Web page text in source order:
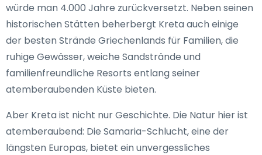
würde man 4.000 Jahre zurückversetzt. Neben seinen
historischen Stätten beherbergt Kreta auch einige
der besten Strände Griechenlands für Familien, die
ruhige Gewässer, weiche Sandstrände und
familienfreundliche Resorts entlang seiner
atemberaubenden Küste bieten.
Aber Kreta ist nicht nur Geschichte. Die Natur hier ist
atemberaubend: Die Samaria-Schlucht, eine der
längsten Europas, bietet ein unvergessliches